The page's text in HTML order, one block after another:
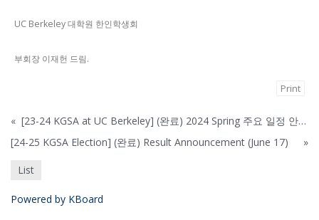
UC Berkeley 대학원 한인학생회
부회장 이재헌 드림.
Print
«
[23-24 KGSA at UC Berkeley] (완료) 2024 Spring 주요 일정 안내 (July 1 update)
[24-25 KGSA Election] (완료) Result Announcement (June 17)
»
List
Powered by KBoard